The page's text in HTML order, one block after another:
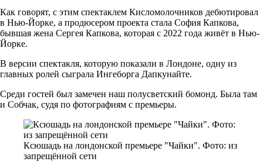
Как говорят, с этим спектаклем Кисломолочников дебютировал
в Нью-Йорке, а продюсером проекта стала София Капкова,
бывшая жена Сергея Капкова, которая с 2022 года живёт в Нью-
Йорке.
В версии спектакля, которую показали в Лондоне, одну из
главных ролей сыграла Ингеборга Дапкунайте.
Среди гостей был замечен наш полусветский бомонд. Была там
и Собчак, судя по фотографиям с премьеры.
Ксюшадь на лондонской премьере "Чайки". Фото: из
запрещённой сети